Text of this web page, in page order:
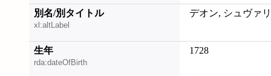
別名/別タイトル
xl:altLabel
デオン, シュヴァ
生年
rda:dateOfBirth
1728